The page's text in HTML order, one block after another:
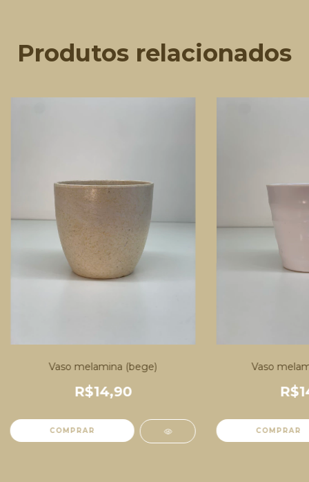
Produtos relacionados
Vaso melamina (bege)
R$14,90
COMPRAR
Vaso
COMPRAR